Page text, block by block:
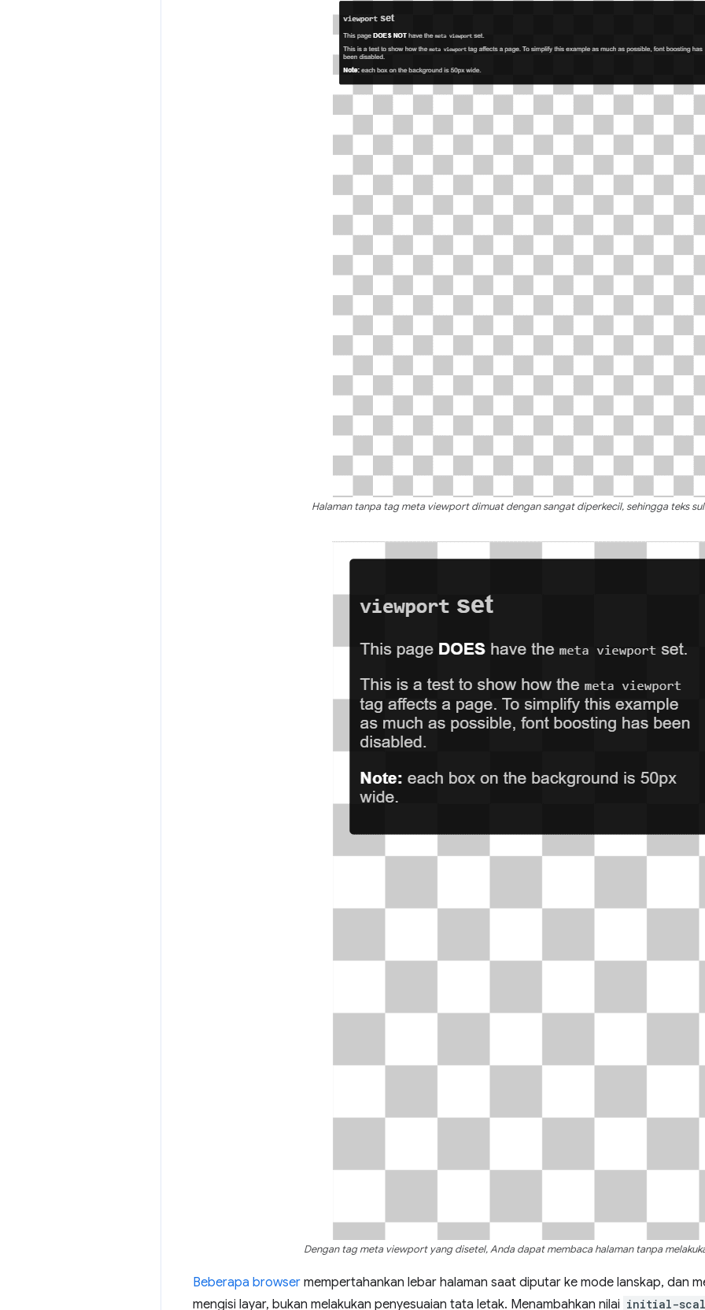
Halaman tanpa tag meta viewport dimuat dengan sangat diperkecil, sehingga teks
Dengan tag meta viewport yang disetel, Anda dapat membaca halaman tanpa
Beberapa browser mempertahankan lebar halaman saat diputar ke mode lanskap, dan
mengisi layar, bukan melakukan penyesuaian tata letak. Menambahkan nilai initial-